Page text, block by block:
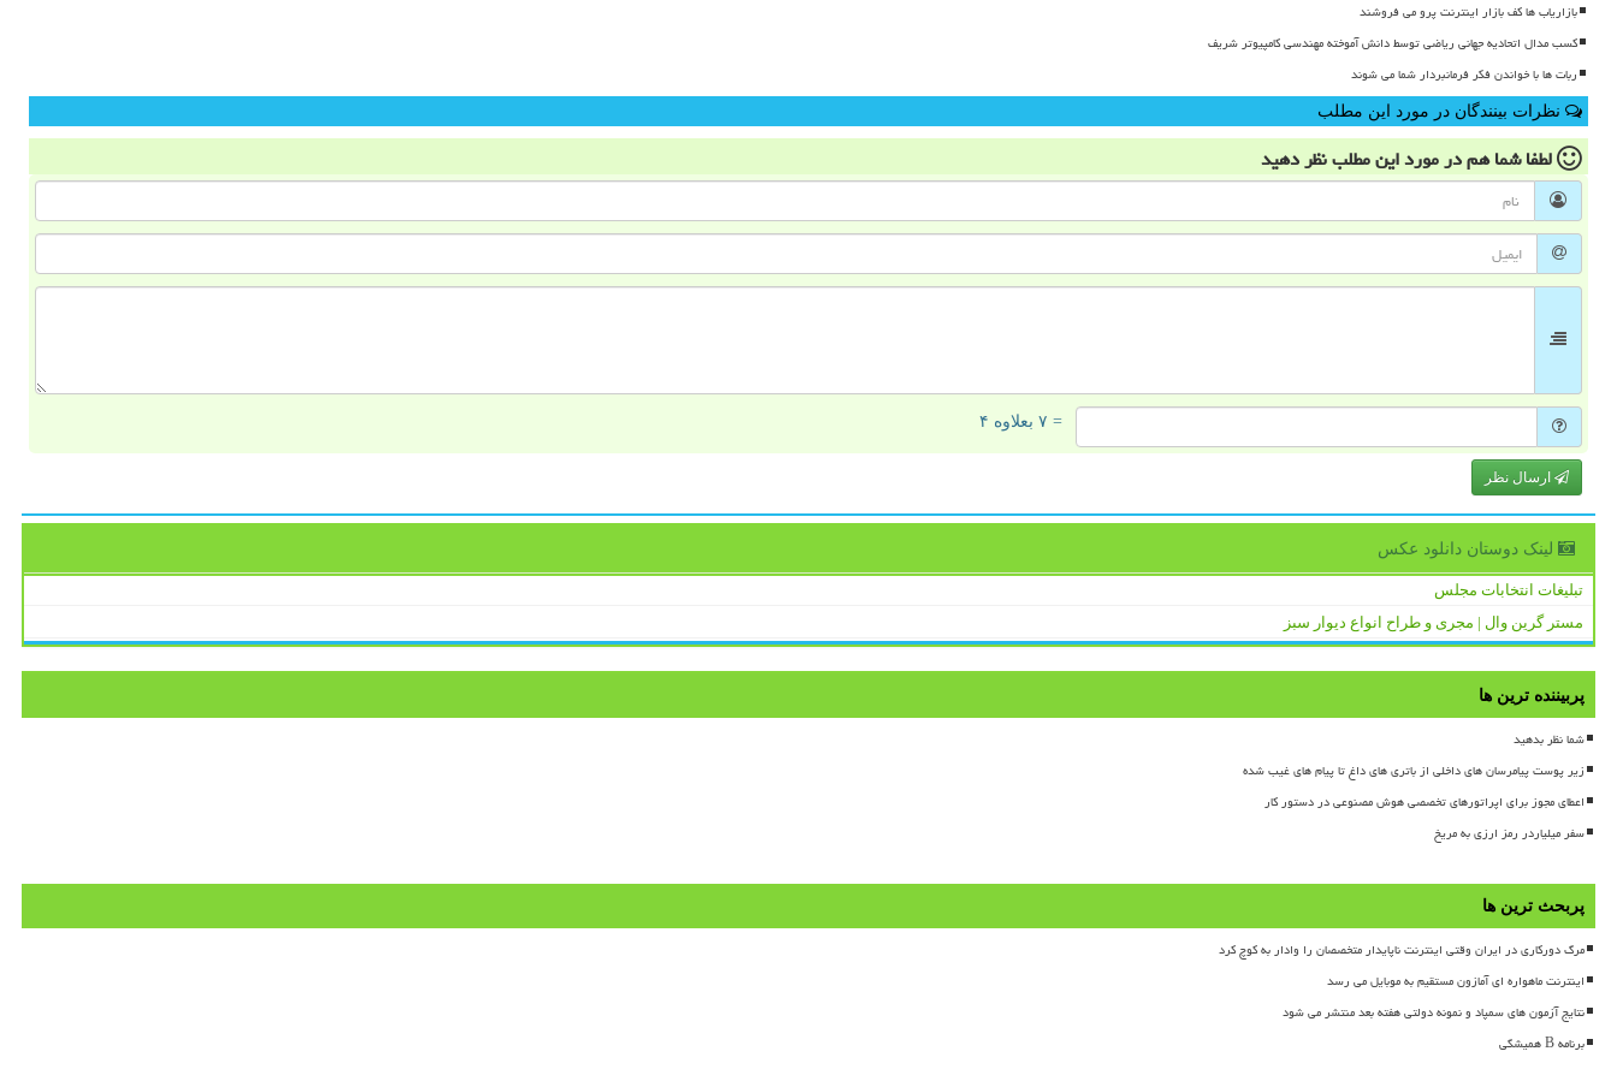
بازاریاب ها کف بازار اینترنت پرو می فروشند
کسب مدال اتحادیه جهانی ریاضی توسط دانش آموخته مهندسی کامپیوتر شریف
ربات ها با خواندن فکر فرمانبردار شما می شوند
نظرات بینندگان در مورد این مطلب
لطفا شما همدر مورد این مطلبنظر دهید
= ۷ بعلاوه ۴
ارسال نظر
لینک دوستان دانلود عكس
تبلیغات انتخابات مجلس
مستر گرین وال | مجری و طراح انواع دیوار سبز
پربیننده ترین ها
شما نظر بدهید
زیر پوست پیامرسان های داخلی از باتری های داغ تا پیام های غیب شده
اعطای مجوز برای اپراتورهای تخصصی هوش مصنوعی در دستور کار
سفر میلیاردر رمز ارزی به مریخ
پربحث ترین ها
مرگ دورکاری در ایران وقتی اینترنت ناپایدار متخصصان را وادار به کوچ کرد
اینترنت ماهواره ای آمازون مستقیم به موبایل می رسد
نتایج آزمون های سمپاد و نمونه دولتی هفته بعد منتشر می شود
برنامه B همیشگی